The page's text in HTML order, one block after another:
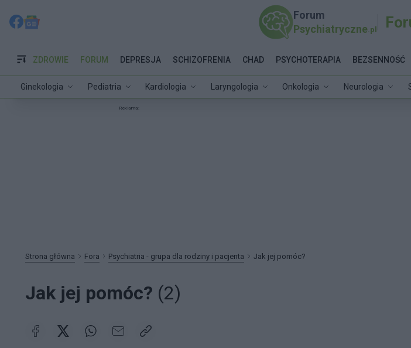
Forum
Psychiatryczne.pl
ZDROWIE
Ginekologia Pediatria Kardiologia Laryngologia Onkologia Neurologia
FORUM DEPRESJA SCHIZOFRENIA CHAD PSYCHOTERAPIA BEZSENNOŚĆ
Reklama:
Strona główna Fora Psychiatria - grupa dla rodziny i pacjenta Jak jej pomóc?
Jak jej pomóc? (2)